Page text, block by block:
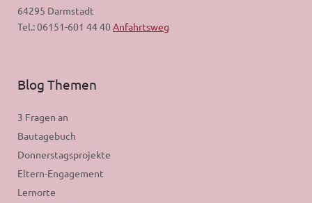
64295 Darmstadt
Tel.: 06151-601 44 40Anfahrtsweg
Blog Themen
3 Fragen an
Bautagebuch
Donnerstagsprojekte
Eltern-Engagement
Lernorte